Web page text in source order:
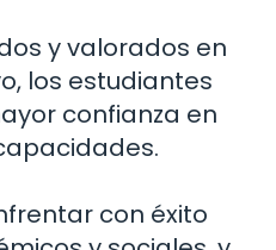
y valorados en
los estudiantes
confianza en
con éxito